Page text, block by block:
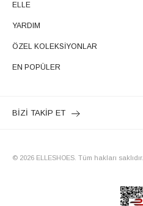
ELLE
YARDIM
ÖZEL KOLEKSİYONLAR
EN POPÜLER
BİZİ TAKİP ET
© 2026 ELLESHOES. Tüm hakları saklıdır.